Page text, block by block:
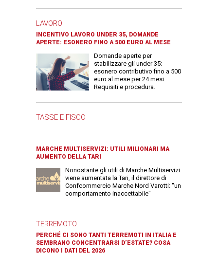
LAVORO
INCENTIVO LAVORO UNDER 35, DOMANDE
APERTE: ESONERO FINO A 500 EURO AL MESE
Domande aperte per
stabilizzare gli under 35:
esonero contributivo fino a 500
euro al mese per 24 mesi.
Requisiti e procedura.
TASSE E FISCO
MARCHE MULTISERVIZI: UTILI MILIONARI MA
AUMENTO DELLA TARI
Nonostante gli utili di Marche Multiservizi
viene aumentata la Tari, il direttore di
Confcommercio Marche Nord Varotti: "un
comportamento inaccettabile"
TERREMOTO
PERCHÉ CI SONO TANTI TERREMOTI IN ITALIA E
SEMBRANO CONCENTRARSI D’ESTATE? COSA
DICONO I DATI DEL 2026